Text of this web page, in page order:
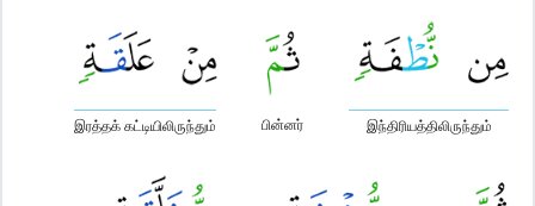
இந்திரியத்திலிருந்தும்
பின்னர்
இரத்தக் கட்டியிலிருந்தும்